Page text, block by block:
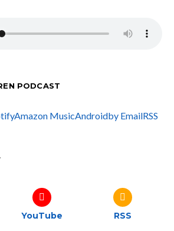
PODCAST
Amazon MusicAndroidby EmailRSS
YouTube RSS